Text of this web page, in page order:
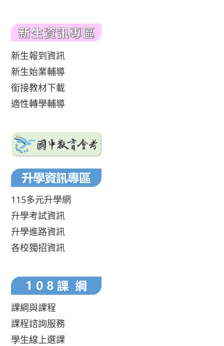
新生報到資訊
新生始業輔導
銜接教材下載
適性轉學輔導
115多元升學網
升學考試資訊
升學進路資訊
各校獨招資訊
課綱與課程
課程諮詢服務
學生線上選課